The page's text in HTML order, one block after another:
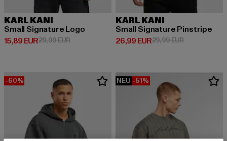
KARL KANI
Small Signature Logo
15,89 EUR
Derzeitiger Preis: 15,89 EUR
29,99 EURAktionspreis: 29,99 EUR
KARL KANI
Small Signature Pinstripe
26,99 EUR
Derzeitiger Preis: 26,99 EUR
29,99 EURAktionspreis:
-60% NEU -51%